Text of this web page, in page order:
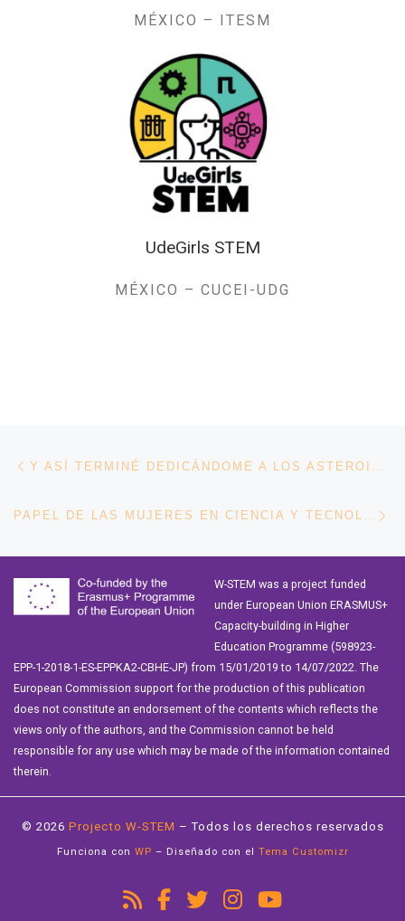
MÉXICO – ITESM
UdeGirls STEM
MÉXICO – CUCEI-UDG
Navegación de entradas
PAPEL DE LAS MUJERES EN CIENCIA Y TECNOLOGÍA PARA EL DESARROLLO
W-STEM was a project funded
under European Union ERASMUS+
Capacity-building in Higher
Education Programme (598923-
EPP-1-2018-1-ES-EPPKA2-CBHE-JP) from 15/01/2019 to 14/07/2022. The
European Commission support for the production of this publication
does not constitute an endorsement of the contents which reflects the
views only of the authors, and the Commission cannot be held
responsible for any use which may be made of the information contained
therein.
© 2026 Projecto W-STEM – Todos los derechos reservados
Funciona con WP – Diseñado con el Tema Customizr